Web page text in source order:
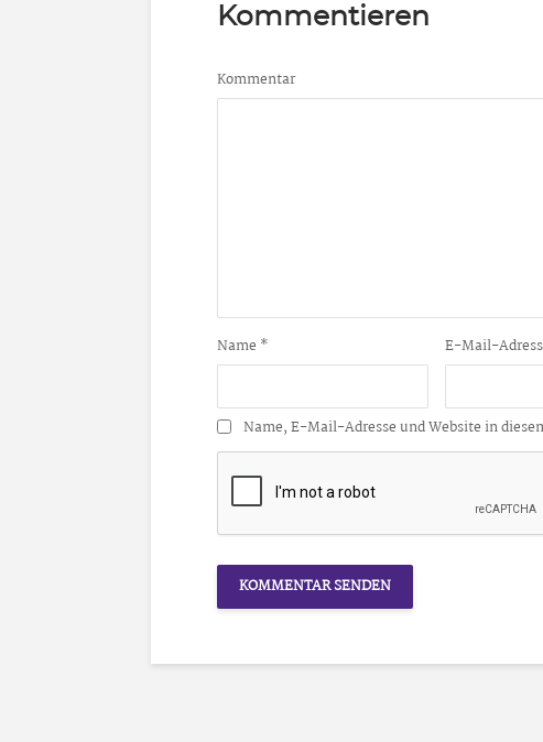
Kommentieren
Kommentar
Name * E-Mail-
Name, E-Mail-Adresse und Website in